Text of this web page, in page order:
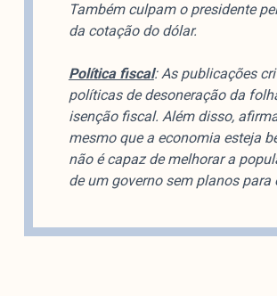
O Manchetômetro é um site de
cobertura da grande mídia sobre temas
e Esfera Pública (LEMEP). O LEMEP tem
Diretório de Grupos de Pesquisa do
no Instituto de Estudos Sociais e
Universidade do Estado do Rio de Janeiro
Manchetômetro não tem filiação com
econômicos.
Parceria
Também culpam o presidente
da cotação do dólar.
Política fiscal: As publicações
políticas de desoneração da
isenção fiscal. Além disso,
mesmo que a economia esteja
não é capaz de melhorar a
de um governo sem planos para